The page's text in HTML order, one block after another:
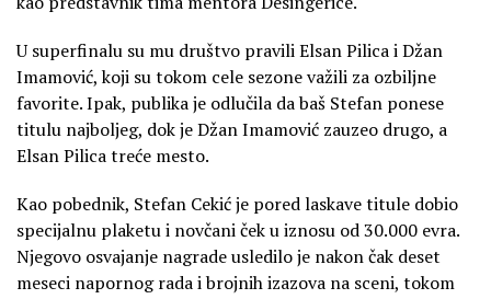
U superfinalu su mu društvo pravili Elsan Pilica i Džan
Imamović, koji su tokom cele sezone važili za ozbiljne
favorite. Ipak, publika je odlučila da baš Stefan ponese
titulu najboljeg, dok je Džan Imamović zauzeo drugo, a
Elsan Pilica treće mesto.
Kao pobednik, Stefan Cekić je pored laskave titule dobio
specijalnu plaketu i novčani ček u iznosu od 30.000 evra.
Njegovo osvajanje nagrade usledilo je nakon čak deset
meseci napornog rada i brojnih izazova na sceni, tokom